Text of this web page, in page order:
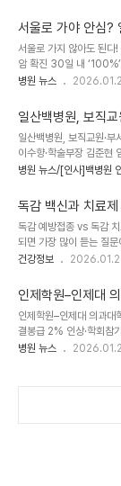
다. 여러 차례 수술을 받
‘제24회 일산백병원 QI
선을 위해 각 부서가 1
해 대회에는 총 22개 팀
무대에 올랐다. 대상의
‘대여 수술기구 입고 안
멸균 기준을..
서울로 가야 안심?
전했다’ 입증
서울로 가지 않아도 된다!
암 확진 30일 내
일산백병원이 건강보험
이번 평가는 건강보험
까지 시행한 위암 적정성
일산백병원 위암센터는
율이 100%로 집계돼, 이
브란스병원, 서울성모병
목할 점은 치료 난이도를
병원 뉴스
일산백병원, 보직
일산백병원, 보직교원·
이수향·학술부장 김준현
제대학교 일산백병원은
최했다. 이날 수여식에서
학교 의과대학 학장을
발령장을 전달했다. 성형
마비, 구순구개열, 안와골
부한 임상 경험과 전문성
석사, 서울대학교 의학대
병원 뉴스/[인사]백병원
독감 백신과 치료
할 시점
독감 예방접종 vs 독감
되면 가장 많이 듣는 질
을 먹어야 하나요?” 또는
니다. 둘 중 하나를 선택
이 다릅니다.독감 예방
감염을 막기 위한 수단이
을 줄이기 위한 약입니다
감 감염 예방독감 진행 억
건강정보
인제학원–인제대
도 임금협약 체결
인제학원–인제대 의과
결봉급 2% 인상·학회참
교법인 인제학원(이사장
다. 임금협약 체결식은
병원 뉴스